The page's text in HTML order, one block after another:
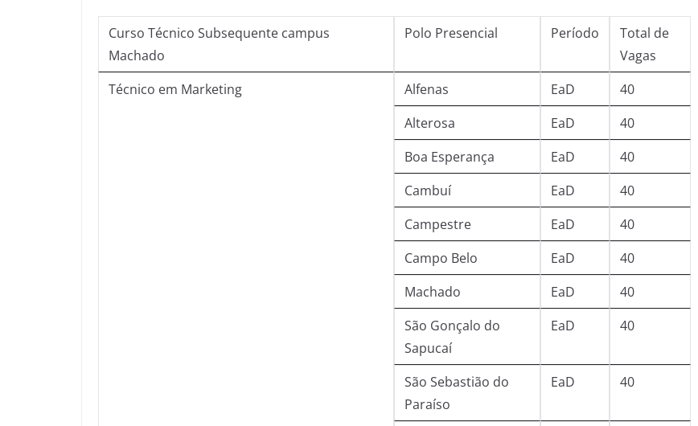
Curso Técnico Subsequente campus
Machado
Polo Presencial Período
Total de
Vagas
Técnico em Marketing
Alfenas EaD
40
Alterosa
EaD
40
Boa Esperança
EaD
40
Cambuí
EaD
40
Campestre
EaD
40
Campo Belo
EaD
40
Machado
EaD
40
São Gonçalo do
Sapucaí
EaD 40
São Sebastião do
Paraíso
EaD 40